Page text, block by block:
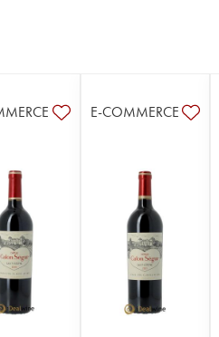
E-COMMERCE